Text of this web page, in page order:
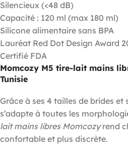
Silencieux (<48 dB)
Capacité : 120 ml (max 180 ml)
Silicone alimentaire sans BPA
Lauréat Red Dot Design Award
Certifié FDA
Momcozy M5 tire-lait mains
Tunisie
Grâce à ses 4 tailles de brides
s’adapte à toutes les
lait mains libres Momcozyrend
confortable et plus discrète.